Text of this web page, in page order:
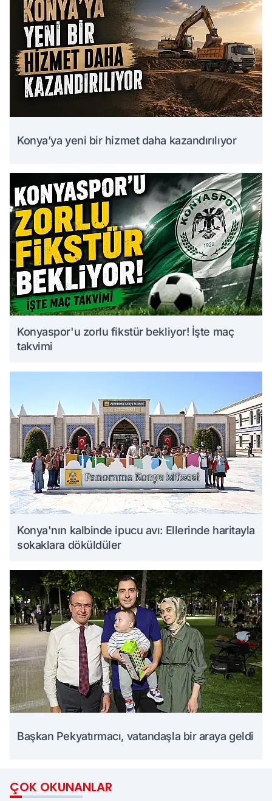
Konya’ya yeni bir hizmet daha kazandırılıyor
Konyaspor'u zorlu fikstür bekliyor! İşte maç
takvimi
Konya'nın kalbinde ipucu avı: Ellerinde haritayla
sokaklara döküldüler
Başkan Pekyatırmacı, vatandaşla bir araya geldi
ÇOK OKUNANLAR